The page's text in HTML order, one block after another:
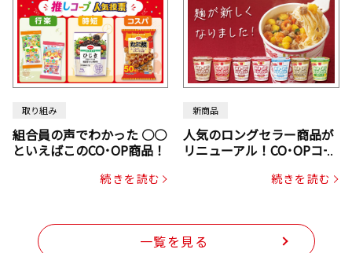
取り組み
組合員の声でわかった ○○
といえばこのCO･OP商品！
続きを読む
新商品
人気のロングセラー商品が
リニューアル！CO･OPコー
続きを読む
一覧を見る